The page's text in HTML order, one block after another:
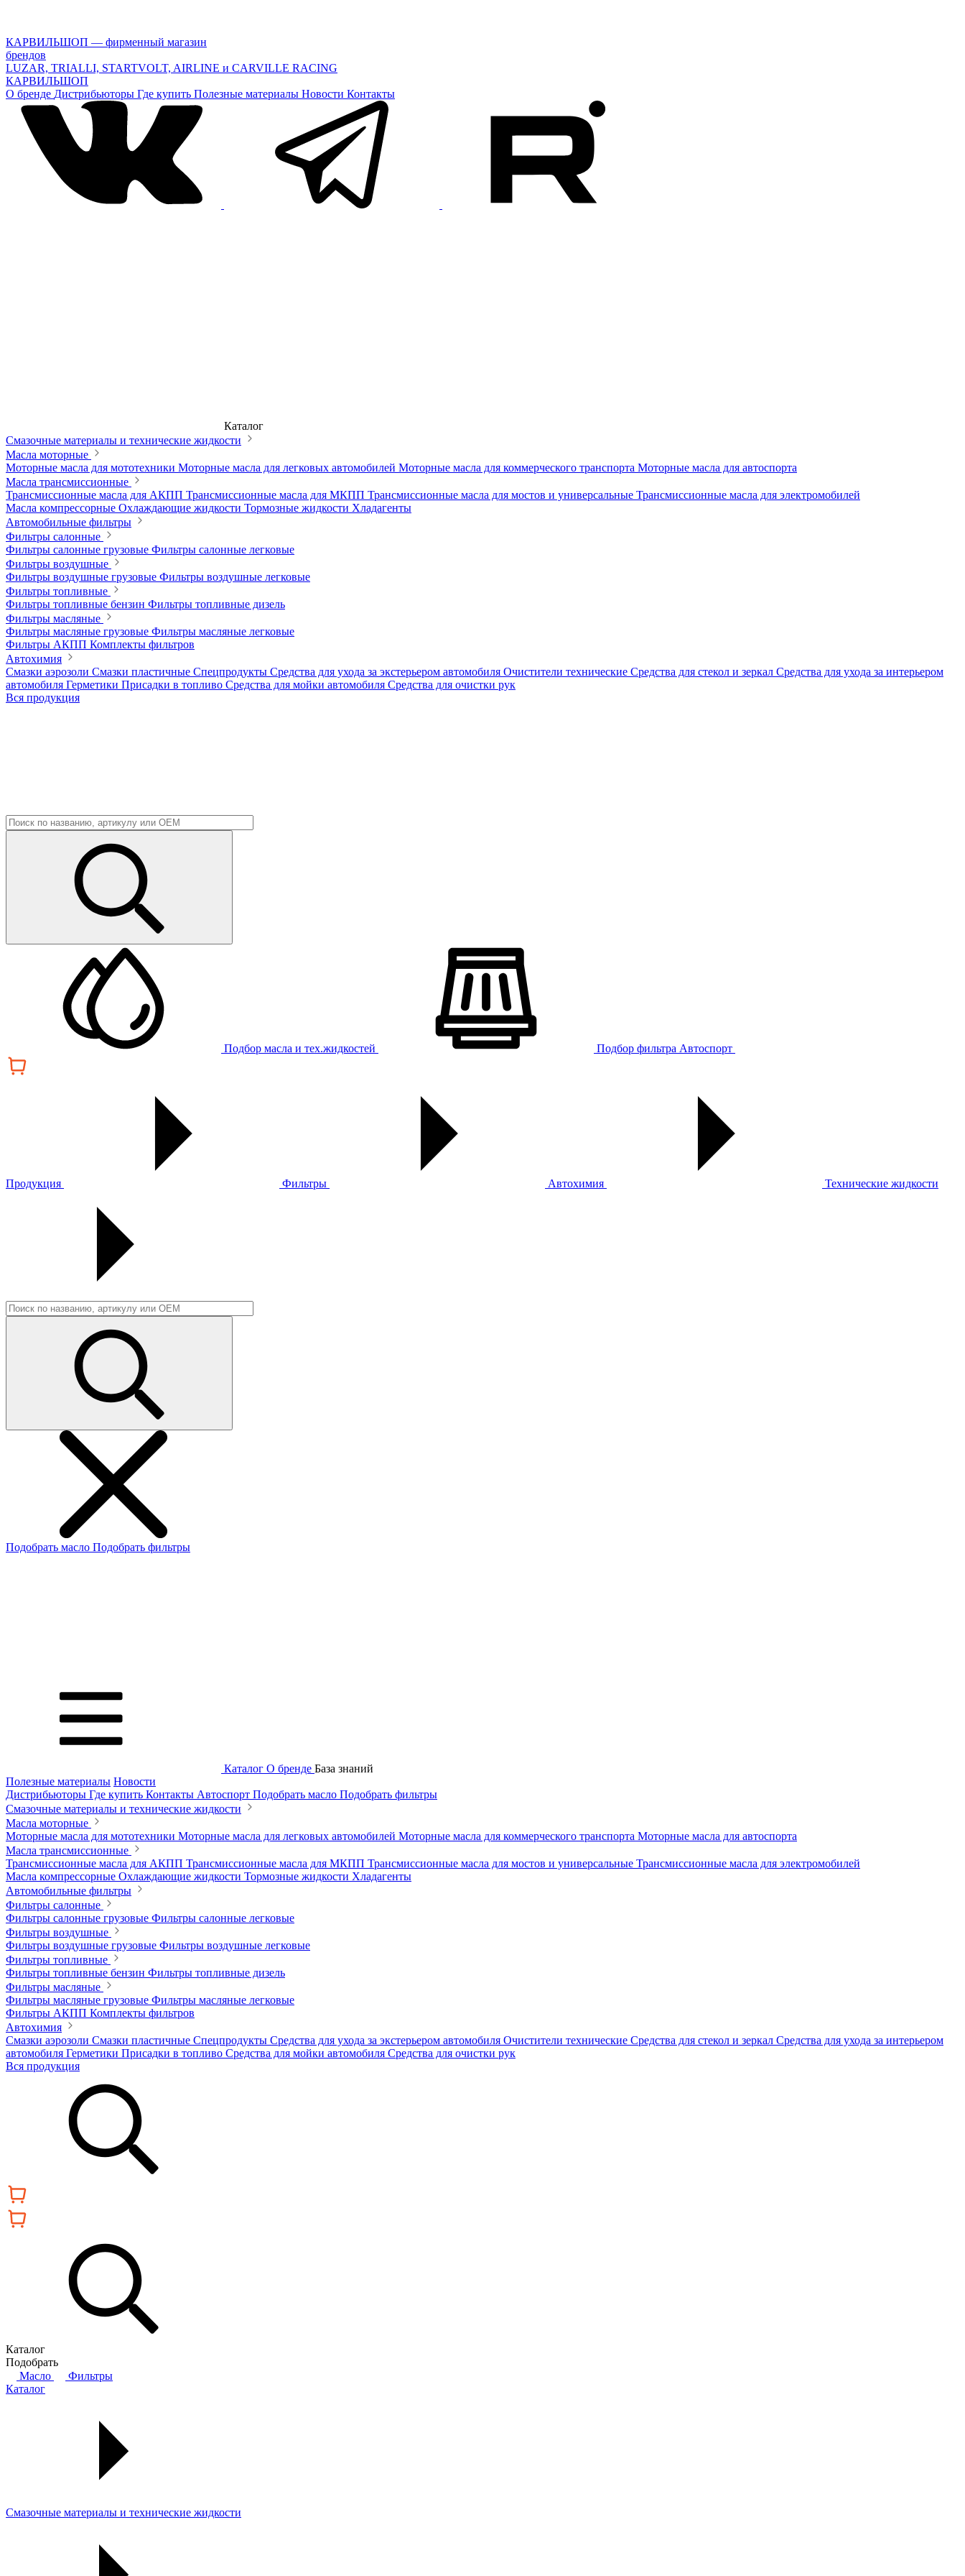
КАРВИЛЬШОП — фирменный магазин
брендов
LUZAR, TRIALLI, STARTVOLT, AIRLINE и CARVILLE RACING
КАРВИЛЬШОП
О бренде Дистрибьюторы Где купить Полезные материалы Новости Контакты
Каталог
Смазочные материалы и технические жидкости
Масла моторные
Моторные масла для мототехники Моторные масла для легковых автомобилей Моторные масла для коммерческого транспорта Моторные масла для автоспорта
Масла трансмиссионные
Трансмиссионные масла для АКПП Трансмиссионные масла для МКПП Трансмиссионные масла для мостов и универсальные Трансмиссионные масла для электромобилей
Масла компрессорные Охлаждающие жидкости Тормозные жидкости Хладагенты
Автомобильные фильтры
Фильтры салонные
Фильтры салонные грузовые Фильтры салонные легковые
Фильтры воздушные
Фильтры воздушные грузовые Фильтры воздушные легковые
Фильтры топливные
Фильтры топливные бензин Фильтры топливные дизель
Фильтры масляные
Фильтры масляные грузовые Фильтры масляные легковые
Фильтры АКПП Комплекты фильтров
Автохимия
Смазки аэрозоли Смазки пластичные Спецпродукты Средства для ухода за экстерьером автомобиля Очистители технические Средства для стекол и зеркал Средства для ухода за интерьером
автомобиля Герметики Присадки в топливо Средства для мойки автомобиля Средства для очистки рук
Вся продукция
Подбор масла и тех.жидкостей Подбор фильтра Автоспорт
Продукция Фильтры Автохимия Технические жидкости
Подобрать масло Подобрать фильтры
Каталог О бренде База знаний
Полезные материалы Новости
Дистрибьюторы Где купить Контакты Автоспорт Подобрать масло Подобрать фильтры
Смазочные материалы и технические жидкости
Масла моторные
Моторные масла для мототехники Моторные масла для легковых автомобилей Моторные масла для коммерческого транспорта Моторные масла для автоспорта
Масла трансмиссионные
Трансмиссионные масла для АКПП Трансмиссионные масла для МКПП Трансмиссионные масла для мостов и универсальные Трансмиссионные масла для электромобилей
Масла компрессорные Охлаждающие жидкости Тормозные жидкости Хладагенты
Автомобильные фильтры
Фильтры салонные
Фильтры салонные грузовые Фильтры салонные легковые
Фильтры воздушные
Фильтры воздушные грузовые Фильтры воздушные легковые
Фильтры топливные
Фильтры топливные бензин Фильтры топливные дизель
Фильтры масляные
Фильтры масляные грузовые Фильтры масляные легковые
Фильтры АКПП Комплекты фильтров
Автохимия
Смазки аэрозоли Смазки пластичные Спецпродукты Средства для ухода за экстерьером автомобиля Очистители технические Средства для стекол и зеркал Средства для ухода за интерьером
автомобиля Герметики Присадки в топливо Средства для мойки автомобиля Средства для очистки рук
Вся продукция
Каталог
Подобрать
Масло
Фильтры
Каталог
Смазочные материалы и технические жидкости